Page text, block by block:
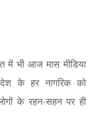
में भी आज मास मीडिया
के हर नागरिक को
के रहन-सहन पर ही